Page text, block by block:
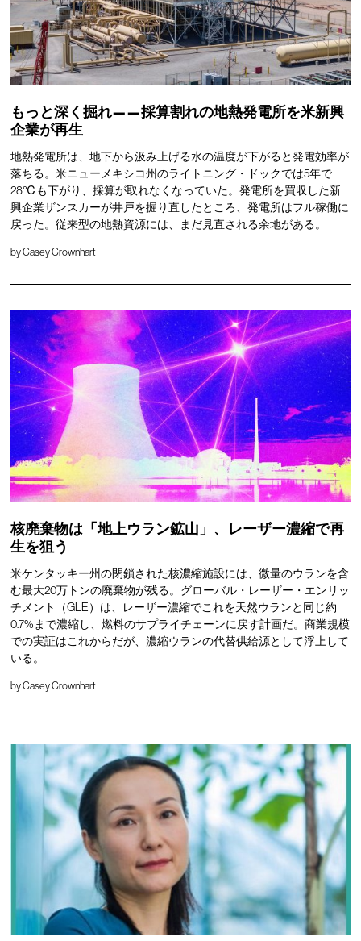
もっと深く掘れ——採算割れの地熱発電所を米新興
企業が再生
地熱発電所は、地下から汲み上げる水の温度が下がると発電効率が
落ちる。米ニューメキシコ州のライトニング・ドックでは5年で
28℃も下がり、採算が取れなくなっていた。発電所を買収した新
興企業ザンスカーが井戸を掘り直したところ、発電所はフル稼働に
戻った。従来型の地熱資源には、まだ見直される余地がある。
byCasey Crownhart
核廃棄物は「地上ウラン鉱山」、レーザー濃縮で再
生を狙う
米ケンタッキー州の閉鎖された核濃縮施設には、微量のウランを含
む最大20万トンの廃棄物が残る。グローバル・レーザー・エンリッ
チメント（GLE）は、レーザー濃縮でこれを天然ウランと同じ約
0.7%まで濃縮し、燃料のサプライチェーンに戻す計画だ。商業規模
での実証はこれからだが、濃縮ウランの代替供給源として浮上して
いる。
byCasey Crownhart